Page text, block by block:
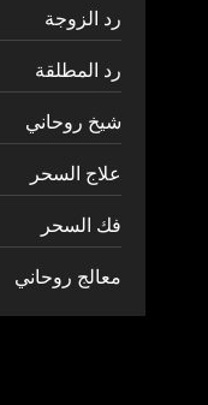
رد الزوجة
رد المطلقة
شيخ روحاني
علاج السحر
فك السحر
معالج روحاني